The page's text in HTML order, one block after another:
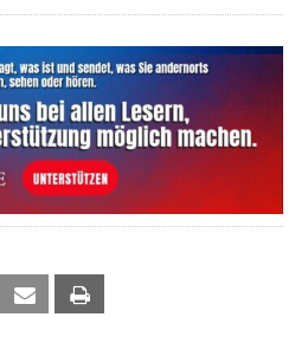
Xing Email